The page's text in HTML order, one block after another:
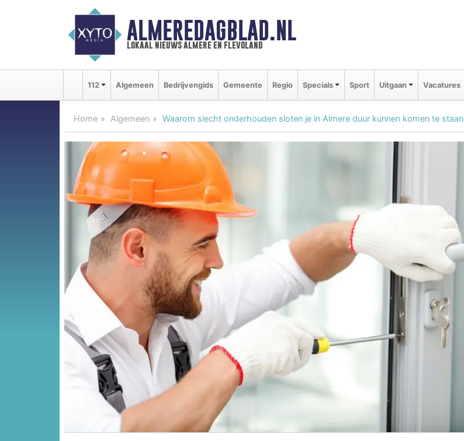
ALMEREDAGBLAD.NL
lokaal nieuws almere en flevoland
112 Algemeen Bedrijvengids Gemeente Regio Specials Sport Uitgaan Vacatures
Home Algemeen Waarom slecht onderhouden sloten je in Almere duur kunnen komen te staan